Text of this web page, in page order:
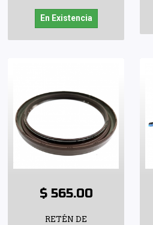
En Existencia
$ 565.00
RETÉN DE